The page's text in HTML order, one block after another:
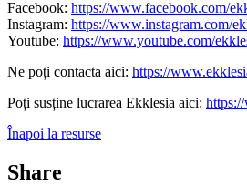
Facebook: https://www.facebook.com/
Instagram: https://www.instagram.com/
Youtube: https://www.youtube.com/
Ne poți contacta aici: https://
Poți susține lucrarea Ekklesia aici:
Înapoi la resurse
Share